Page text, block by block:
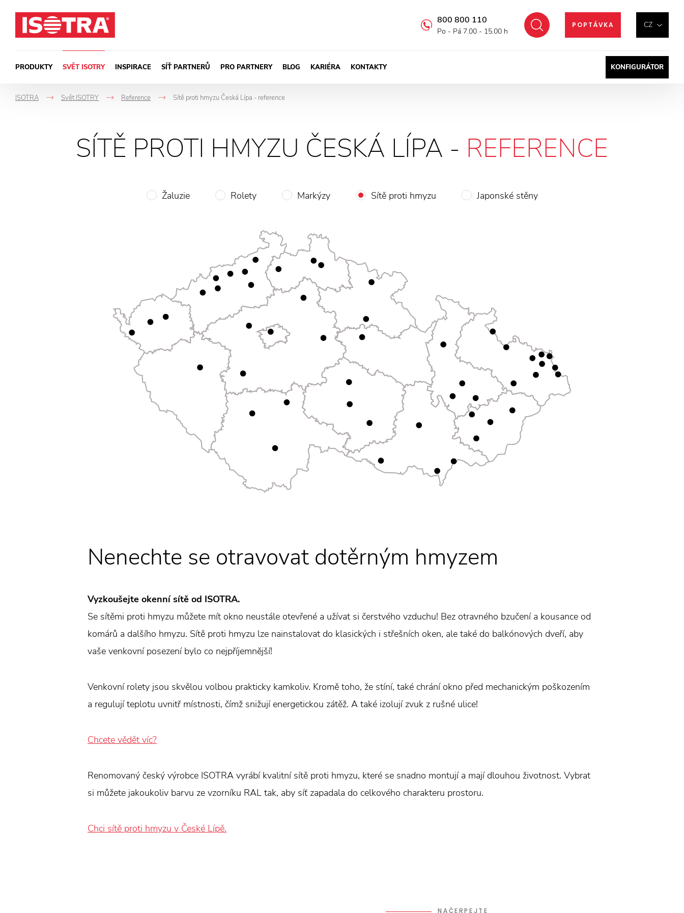
CZ
POPTÁVKA
Hledat
800 800 110
Po - Pá 7.00 - 15.00 h
PRODUKTY SVĚT ISOTRY INSPIRACE SÍŤ PARTNERŮ PRO PARTNERY BLOG KARIÉRA KONTAKTY KONFIGURÁTOR
ISOTRA
->
Svět ISOTRY
->
Reference Sítě proti hmyzu Česká Lípa - reference
SÍTĚ PROTI HMYZU ČESKÁ LÍPA - REFERENCE
Žaluzie Rolety Markýzy Sítě proti hmyzu Japonské stěny
Nenechte se otravovat dotěrným hmyzem
Vyzkoušejte okenní sítě od ISOTRA.
Se sítěmi proti hmyzu můžete mít okno neustále otevřené a užívat si čerstvého vzduchu! Bez otravného bzučení a kousance od
komárů a dalšího hmyzu. Sítě proti hmyzu lze nainstalovat do klasických i střešních oken, ale také do balkónových dveří, aby
vaše venkovní posezení bylo co nejpříjemnější!
Venkovní rolety jsou skvělou volbou prakticky kamkoliv. Kromě toho, že stíní, také chrání okno před mechanickým poškozením
a regulují teplotu uvnitř místnosti, čímž snižují energetickou zátěž. A také izolují zvuk z rušné ulice!
Chcete vědět víc?
Renomovaný český výrobce ISOTRA vyrábí kvalitní sítě proti hmyzu, které se snadno montují a mají dlouhou životnost. Vybrat
si můžete jakoukoliv barvu ze vzorníku RAL tak, aby síť zapadala do celkového charakteru prostoru.
Chci sítě proti hmyzu v České Lípě.
NAČERPEJTE